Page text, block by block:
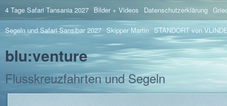
4 Tage Safari Tansania 2027 Bilder + Videos Datenschutzerklärung
Segeln und Safari Sansibar 2027 Skipper Martin STANDORT von
blu:venture
Flusskreuzfahrten und Segeln